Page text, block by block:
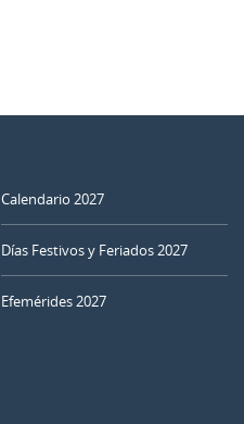
Calendario 2027
Días Festivos y Feriados 2027
Efemérides 2027